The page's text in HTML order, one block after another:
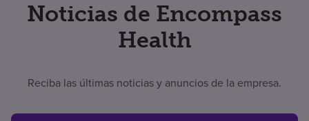
Noticias de Encompass
Health
Reciba las últimas noticias y anuncios de la empresa.